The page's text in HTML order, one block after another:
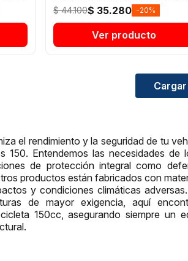
$ 44.100$ 35.280 -20%
Ver producto
el rendimiento y la seguridad de tu
150. Entendemos las necesidades
de protección integral como
productos están fabricados con
y condiciones climáticas
de mayor exigencia, aquí
150cc, asegurando siempre un